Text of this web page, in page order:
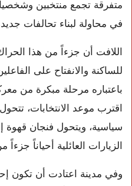
متفرقة تجمع منتخبين
في محاولة لبناء تحالفات
اللافت أن جزءاً من هذا
للساكنة والانفتاح على
باعتباره مرحلة مبكرة من
اقترب موعد الانتخابات،
سياسية، ويتحول فنجان قهوة
الزيارات العائلية أحياناً
وفي مدينة اعتادت أن تكون